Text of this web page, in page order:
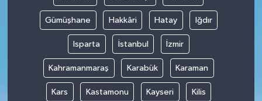
Gümüşhane Hakkâri Hatay Iğdır
Isparta İstanbul İzmir
Kahramanmaraş Karabük Karaman
Kars Kastamonu Kayseri Kilis